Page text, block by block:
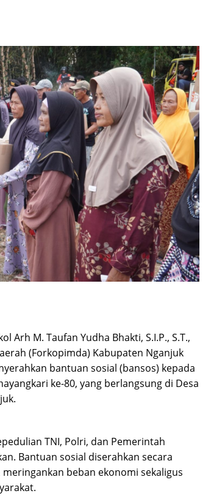
Arh M. Taufan Yudha Bhakti, S.I.P., S.T.,
(Forkopimda) Kabupaten Nganjuk
bantuan sosial (bansos) kepada
ke-80, yang berlangsung di Desa
TNI, Polri, dan Pemerintah
Bantuan sosial diserahkan secara
beban ekonomi sekaligus